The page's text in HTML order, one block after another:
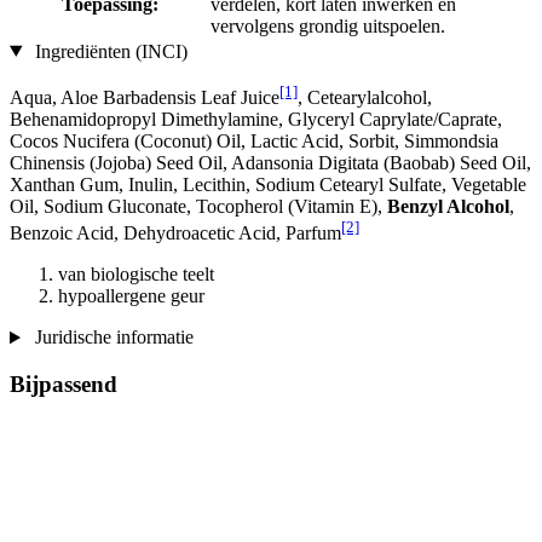
vervolgens grondig uitspoelen.
Ingrediënten (INCI)
Aqua, Aloe Barbadensis Leaf Juice[1], Cetearylalcohol,
Behenamidopropyl Dimethylamine, Glyceryl Caprylate/Caprate,
Cocos Nucifera (Coconut) Oil, Lactic Acid, Sorbit, Simmondsia
Chinensis (Jojoba) Seed Oil, Adansonia Digitata (Baobab) Seed Oil,
Xanthan Gum, Inulin, Lecithin, Sodium Cetearyl Sulfate, Vegetable
Oil, Sodium Gluconate, Tocopherol (Vitamin E), Benzyl Alcohol,
Benzoic Acid, Dehydroacetic Acid, Parfum[2]
van biologische teelt
hypoallergene geur
Juridische informatie
Bijpassend